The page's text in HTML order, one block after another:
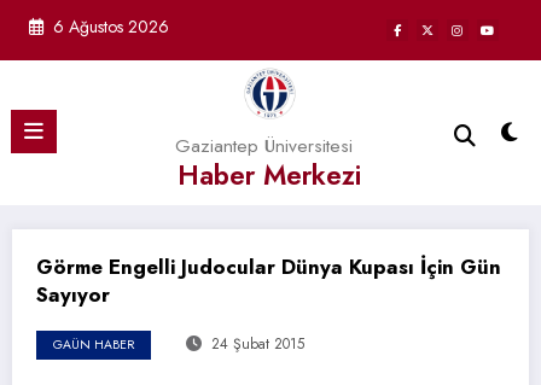
6 Ağustos 2026
Gaziantep Üniversitesi
Haber Merkezi
Görme Engelli Judocular Dünya Kupası İçin Gün
Sayıyor
GAÜN HABER 24 Şubat 2015